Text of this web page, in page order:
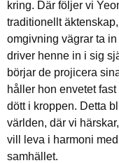
kring. Där följer vi
traditionellt
omgivning vägrar ta
driver henne in i sig
börjar de projicera
håller hon envetet
dött i kroppen. Detta
världen, där vi
vill leva i harmoni
samhället.